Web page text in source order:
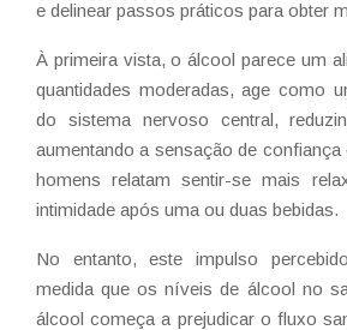
e delinear passos práticos para obter
À primeira vista, o álcool parece um
quantidades moderadas, age como
do sistema nervoso central,
aumentando a sensação de
homens relatam sentir-se mais
intimidade após uma ou duas bebidas.
No entanto, este impulso
medida que os níveis de álcool no
álcool começa a prejudicar o fluxo